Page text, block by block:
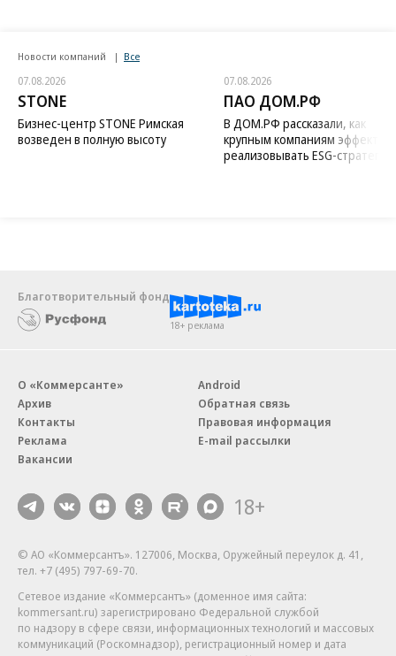
Новости компаний Все
07.08.2026
STONE
Бизнес-центр STONE Римская
возведен в полную высоту
07.08.2026
ПАО ДОМ.РФ
В ДОМ.РФ рассказали, как
крупным компаниям
реализовывать ESG-стратегию
Благотворительный фонд
18+ реклама
О «Коммерсанте»
Архив
Контакты
Реклама
Вакансии
Android
Обратная связь
Правовая информация
E-mail рассылки
18+
© АО «Коммерсантъ». 127006, Москва, Оружейный переулок д. 41,
тел. +7 (495) 797-69-70.
Сетевое издание «Коммерсантъ» (доменное имя сайта:
kommersant.ru) зарегистрировано Федеральной службой
по надзору в сфере связи, информационных технологий и массовых
коммуникаций (Роскомнадзор), регистрационный номер и дата